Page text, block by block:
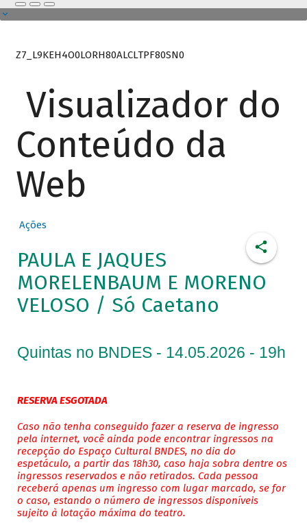
Z7_L9KEH4O0LORH80ALCLTPF80SN0
Visualizador do
Conteúdo da
Web
Ações
PAULA E JAQUES
MORELENBAUM E MORENO
VELOSO / Só Caetano
Quintas no BNDES - 14.05.2026 - 19h
RESERVA ESGOTADA
Caso não tenha conseguido fazer a reserva de ingresso
pela internet, você ainda pode encontrar ingressos na
recepção do Espaço Cultural BNDES, no dia do
espetáculo, a partir das 18h30, caso haja sobra dentre os
ingressos reservados e não retirados. Cada pessoa
receberá apenas um ingresso com lugar marcado, se for
o caso, estando o número de ingressos disponíveis
sujeito à lotação máxima do teatro.